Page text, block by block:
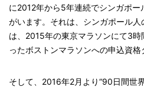
に2012年から5年連続でシンガポー
がいます。それは、シンガポール
は、2015年の東京マラソンにて3
ったボストンマラソンへの申込資格
そして、2016年2月より“90日間世